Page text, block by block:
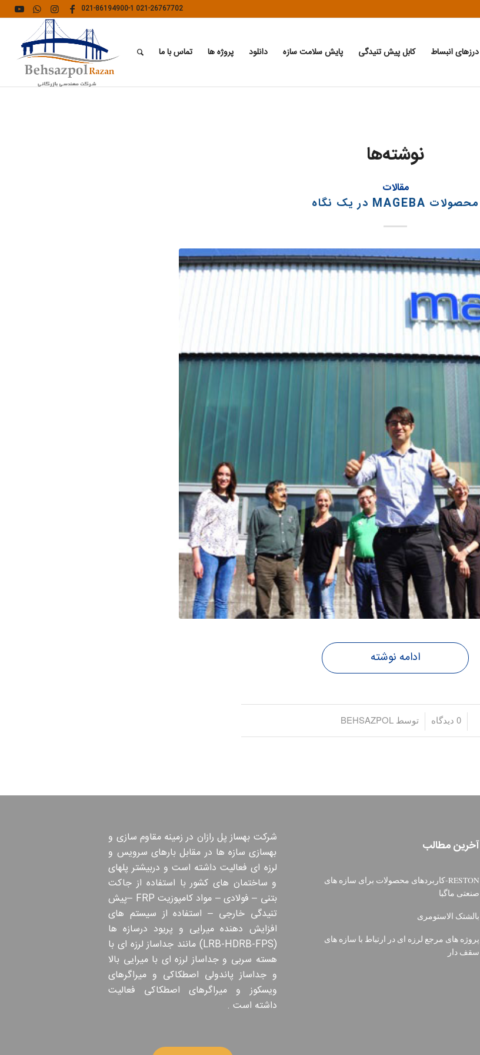
021-26767702
021-86194900-1
درزهای انبساط کابل پیش تنیدگی پایش سلامت سازه دانلود پروژه ها تماس با ما
نوشته‌ها
مقالات
محصولات MAGEBA در یک نگاه
ادامه نوشته
0 دیدگاه/ توسط BEHSAZPOL
آخرین مطالب
RESTON-کاربردهای محصولات برای سازه های
صنعتی ماگبا
بالشتک الاستومری
پروژه های مرجع لرزه ای در ارتباط با سازه های
سقف دار
شرکت بهساز پل رازان در زمینه مقاوم سازی و
بهسازی سازه ها در مقابل بارهای سرویس و
لرزه ای فعالیت داشته است و دربیشتر پلهای
و ساختمان های کشور با استفاده از جاکت
بتنی – فولادی – مواد کامپوزیت FRP –پیش
تنیدگی خارجی – استفاده از سیستم های
افزایش دهنده میرایی و پریود درسازه ها
(LRB-HDRB-FPS) مانند جداساز لرزه ای با
هسته سربی و جداساز لرزه ای با میرایی بالا
و جداساز پاندولی اصطکاکی و میراگرهای
ویسکوز و میراگرهای اصطکاکی فعالیت
داشته است .